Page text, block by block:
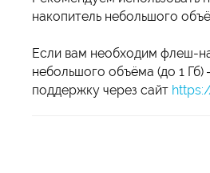
накопитель небольшого
Если вам необходим флеш-
небольшого объёма (до 1 Гб)
поддержку через сайт